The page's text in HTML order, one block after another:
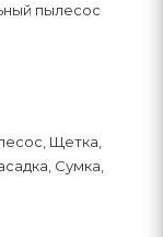
пылесос
Щетка,
Сумка,